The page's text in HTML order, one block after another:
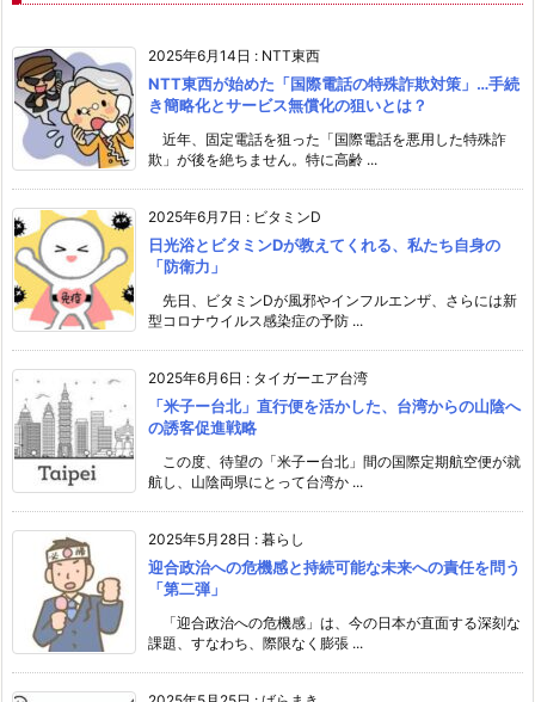
2025年6月14日 : NTT東西
NTT東西が始めた「国際電話の特殊詐欺対策」…手続
き簡略化とサービス無償化の狙いとは？
近年、固定電話を狙った「国際電話を悪用した特殊詐
欺」が後を絶ちません。特に高齢 ...
2025年6月7日 : ビタミンD
日光浴とビタミンDが教えてくれる、私たち自身の
「防衛力」
先日、ビタミンDが風邪やインフルエンザ、さらには新
型コロナウイルス感染症の予防 ...
2025年6月6日 : タイガーエア台湾
「米子ー台北」直行便を活かした、台湾からの山陰へ
の誘客促進戦略
この度、待望の「米子ー台北」間の国際定期航空便が就
航し、山陰両県にとって台湾か ...
2025年5月28日 : 暮らし
迎合政治への危機感と持続可能な未来への責任を問う
「第二弾」
「迎合政治への危機感」は、今の日本が直面する深刻な
課題、すなわち、際限なく膨張 ...